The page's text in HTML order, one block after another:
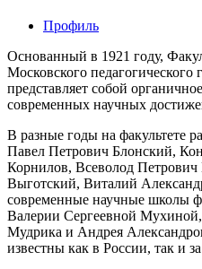
Профиль
Основанный в 1921 году,
Московского педагогического
представляет собой
современных научных
В разные годы на факультете
Павел Петрович Блонский,
Корнилов, Всеволод
Выготский, Виталий
современные научные школы
Валерии Сергеевной
Мудрика и Андрея
известны как в России, так и